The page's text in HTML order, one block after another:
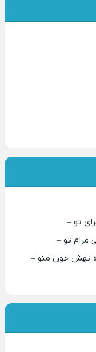
تو –
مرام تو –
تهش جون منو –